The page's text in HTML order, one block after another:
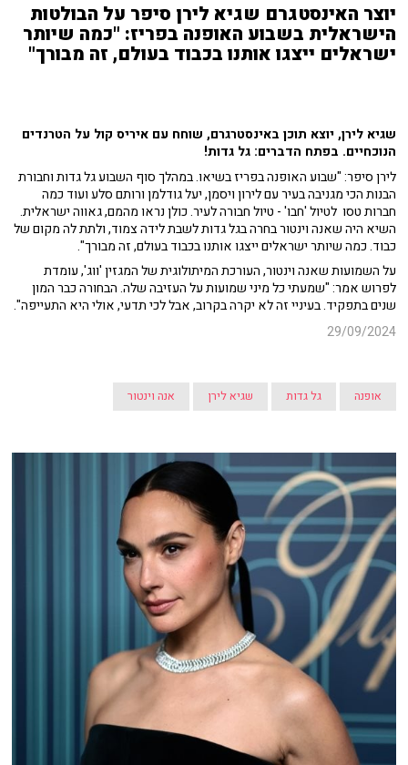
יוצר האינסטגרם שגיא לירן סיפר על הבולטות
הישראלית בשבוע האופנה בפריז: "כמה שיותר
ישראלים ייצגו אותנו בכבוד בעולם, זה מבורך"
שגיא לירן, יוצא תוכן באינסטרגרם, שוחח עם איריס קול על הטרנדים
הנוכחיים. בפתח הדברים: גל גדות!
לירן סיפר: "שבוע האופנה בפריז בשיאו. במהלך סוף השבוע גל גדות וחבורת
הבנות הכי מגניבה בעיר עם לירון ויסמן, יעל גודלמן ורותם סלע ועוד כמה
חברות טסו לטיול 'חבו' - טיול חבורה לעיר. כולן נראו מהמם, גאווה ישראלית.
השיא היה שאנה וינטור בחרה בגל גדות לשבת לידה צמוד, ולתת לה מקום של
כבוד. כמה שיותר ישראלים ייצגו אותנו בכבוד בעולם, זה מבורך".
על השמועות שאנה וינטור, העורכת המיתולוגית של המגזין 'ווג', עומדת
לפרוש אמר: "שמעתי כל מיני שמועות על העזיבה שלה. הבחורה כבר המון
שנים בתפקיד. בעיניי זה לא יקרה בקרוב, אבל לכי תדעי, אולי היא התעייפה".
29/09/2024
אופנה גל גדות שגיא לירן אנה וינטור